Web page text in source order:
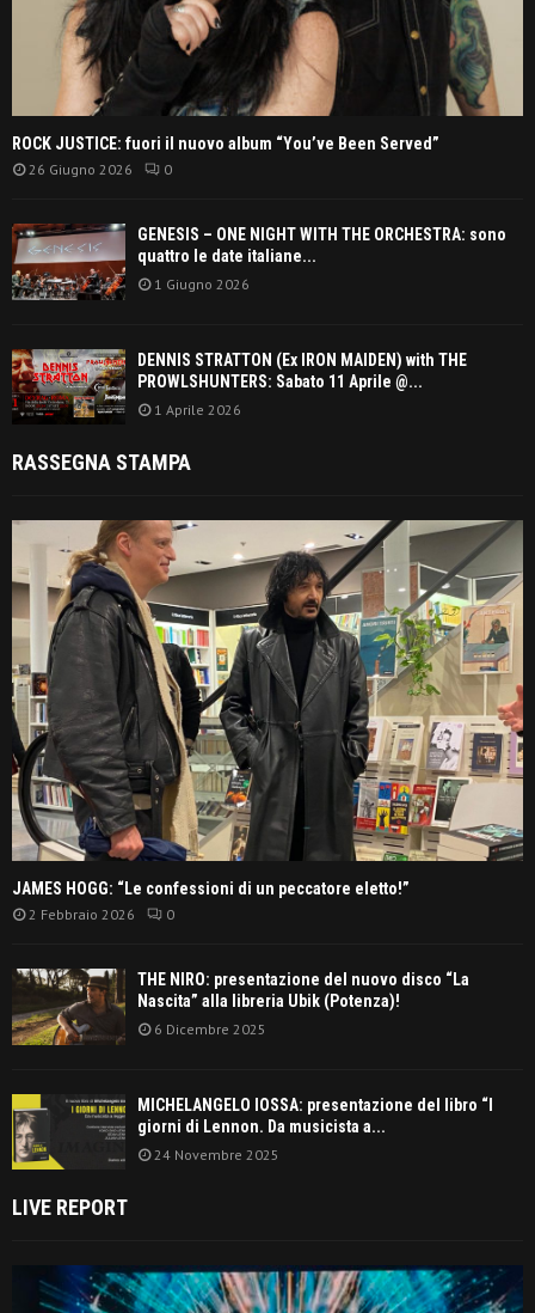
ROCK JUSTICE: fuori il nuovo album “You’ve Been Served”
26 Giugno 2026 0
GENESIS – ONE NIGHT WITH THE ORCHESTRA: sono
quattro le date italiane...
1 Giugno 2026
DENNIS STRATTON (Ex IRON MAIDEN) with THE
PROWLSHUNTERS: Sabato 11 Aprile @...
1 Aprile 2026
RASSEGNA STAMPA
JAMES HOGG: “Le confessioni di un peccatore eletto!”
2 Febbraio 2026 0
THE NIRO: presentazione del nuovo disco “La
Nascita” alla libreria Ubik (Potenza)!
6 Dicembre 2025
MICHELANGELO IOSSA: presentazione del libro “I
giorni di Lennon. Da musicista a...
24 Novembre 2025
LIVE REPORT